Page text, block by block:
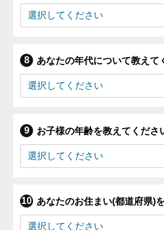
あなたの年代について教えて
お子様の年齢を教えてくださ
あなたのお住まい(都道府県)